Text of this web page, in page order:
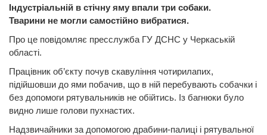
Індустріальній в стічну яму впали три собаки.
Тварини не могли самостійно вибратися.
Про це повідомляє пресслужба ГУ ДСНС у Черкаській
області.
Працівник об’єкту почув скавуління чотирилапих,
підійшовши до ями побачив, що в ній перебувають собачки і
без допомоги рятувальників не обійтись. Із багнюки було
видно лише голови пухнастих.
Надзвичайники за допомогою драбини-палиці і рятувальної